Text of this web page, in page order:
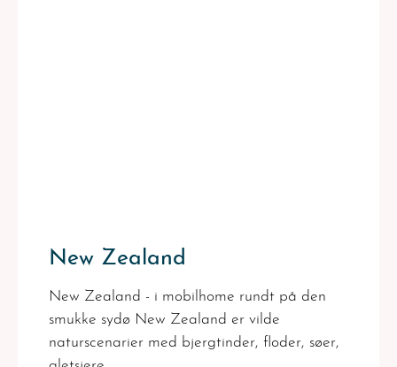
New Zealand
New Zealand - i mobilhome rundt på den
smukke sydø New Zealand er vilde
naturscenarier med bjergtinder, floder, søer,